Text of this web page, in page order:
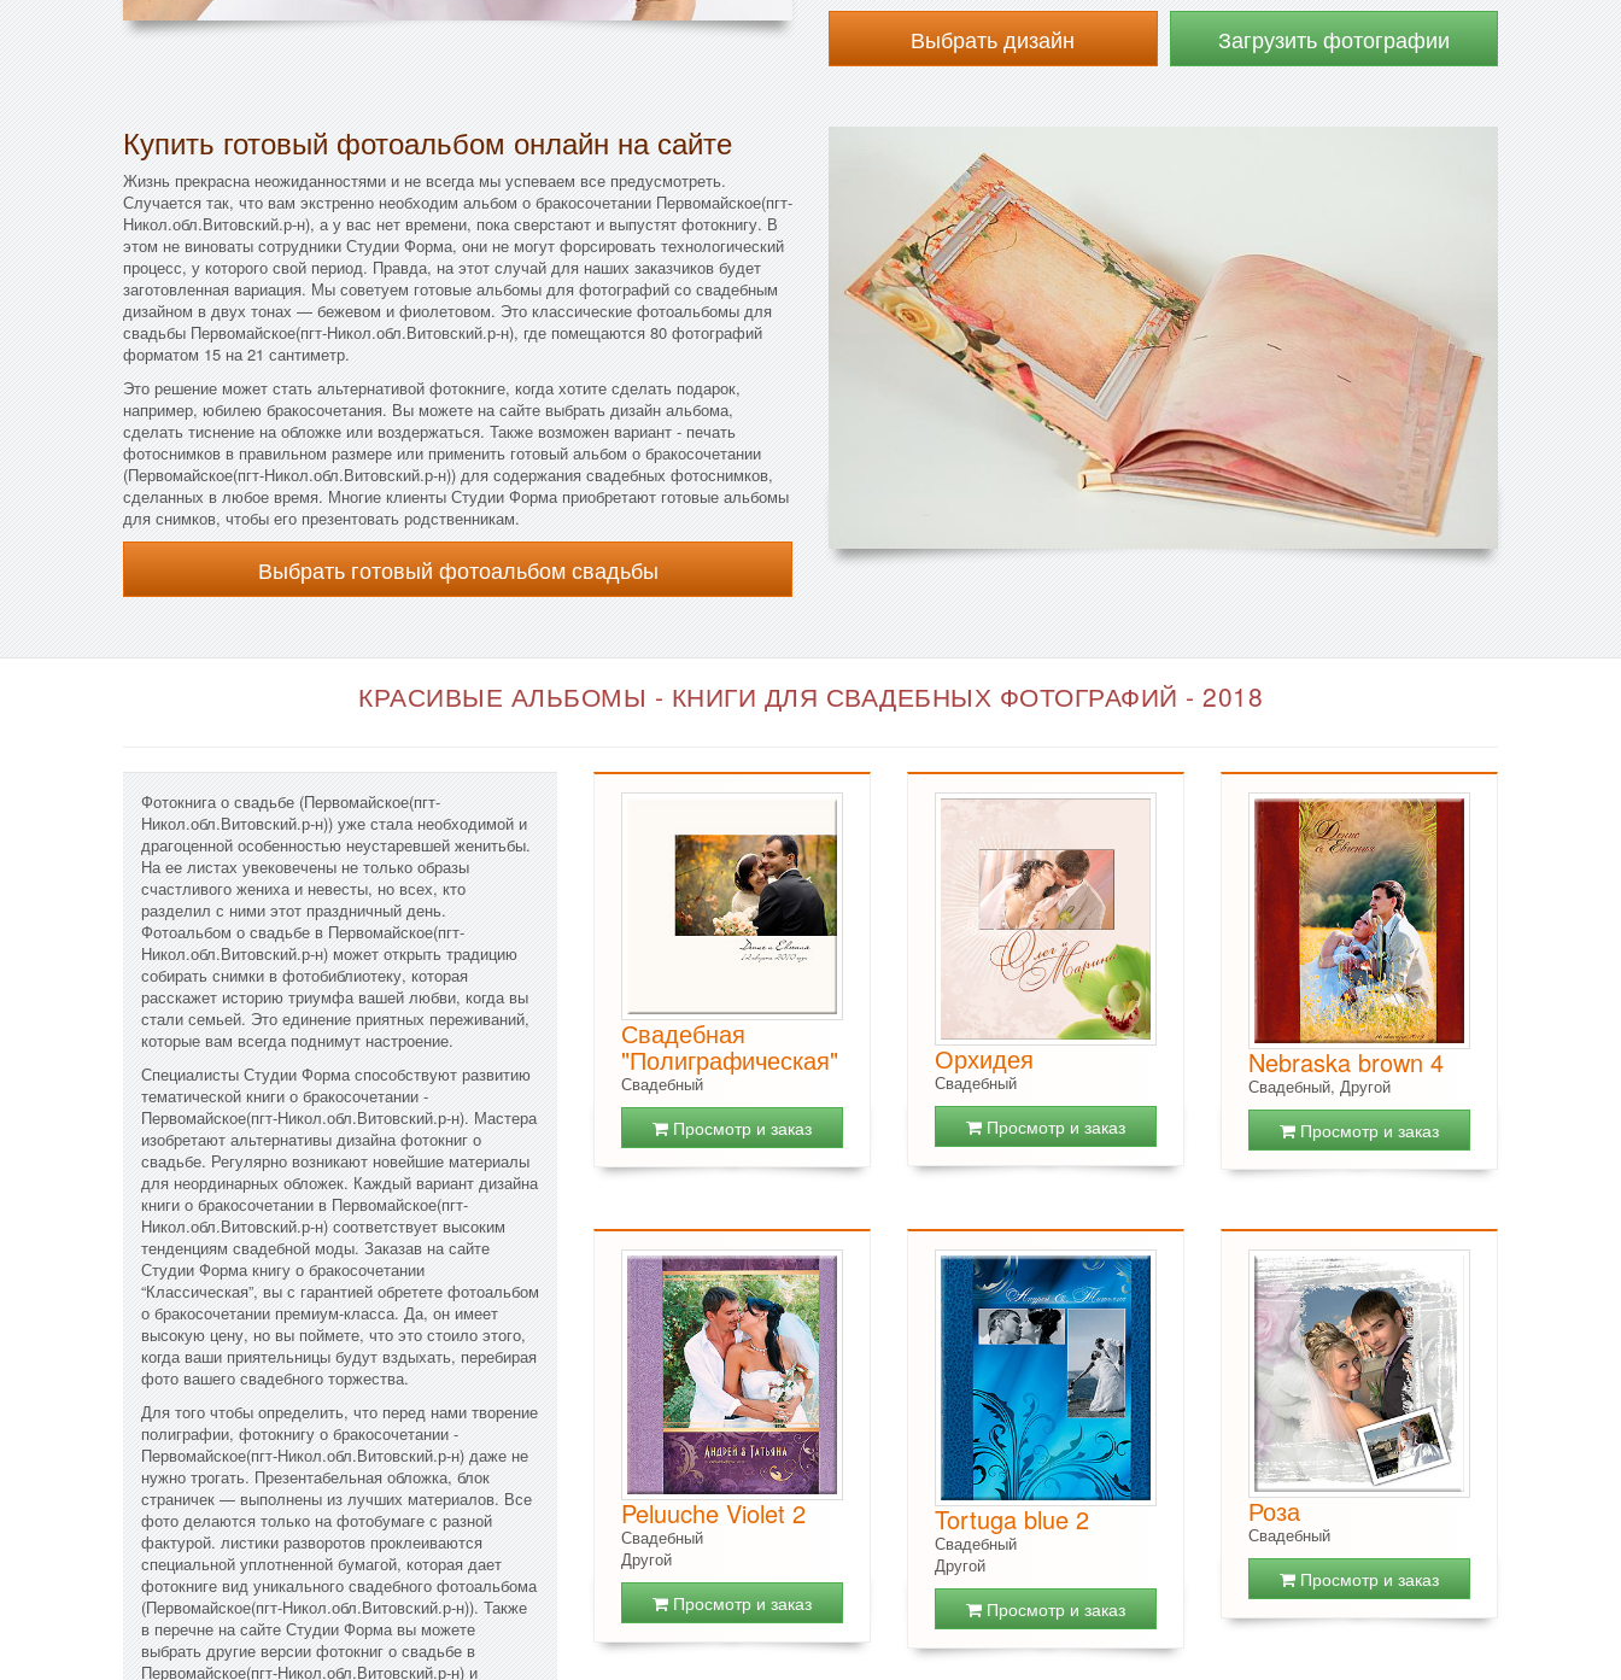
Выбрать дизайн Загрузить фотографии
Купить готовый фотоальбом онлайн на сайте
Жизнь прекрасна неожиданностями и не всегда мы успеваем все предусмотреть.
Случается так, что вам экстренно необходим альбом о бракосочетании Первомайское(пгт-
Никол.обл.Витовский.р-н), а у вас нет времени, пока сверстают и выпустят фотокнигу. В
этом не виноваты сотрудники Студии Форма, они не могут форсировать технологический
процесс, у которого свой период. Правда, на этот случай для наших заказчиков будет
заготовленная вариация. Мы советуем готовые альбомы для фотографий со свадебным
дизайном в двух тонах — бежевом и фиолетовом. Это классические фотоальбомы для
свадьбы Первомайское(пгт-Никол.обл.Витовский.р-н), где помещаются 80 фотографий
форматом 15 на 21 сантиметр.
Это решение может стать альтернативой фотокниге, когда хотите сделать подарок,
например, юбилею бракосочетания. Вы можете на сайте выбрать дизайн альбома,
сделать тиснение на обложке или воздержаться. Также возможен вариант - печать
фотоснимков в правильном размере или применить готовый альбом о бракосочетании
(Первомайское(пгт-Никол.обл.Витовский.р-н)) для содержания свадебных фотоснимков,
сделанных в любое время. Многие клиенты Студии Форма приобретают готовые альбомы
для снимков, чтобы его презентовать родственникам.
Выбрать готовый фотоальбом свадьбы
КРАСИВЫЕ АЛЬБОМЫ - КНИГИ ДЛЯ СВАДЕБНЫХ ФОТОГРАФИЙ - 2018
Фотокнига о свадьбе (Первомайское(пгт-
Никол.обл.Витовский.р-н)) уже стала необходимой и
драгоценной особенностью неустаревшей женитьбы.
На ее листах увековечены не только образы
счастливого жениха и невесты, но всех, кто
разделил с ними этот праздничный день.
Фотоальбом о свадьбе в Первомайское(пгт-
Никол.обл.Витовский.р-н) может открыть традицию
собирать снимки в фотобиблиотеку, которая
расскажет историю триумфа вашей любви, когда вы
стали семьей. Это единение приятных переживаний,
которые вам всегда поднимут настроение.
Специалисты Студии Форма способствуют развитию
тематической книги о бракосочетании -
Первомайское(пгт-Никол.обл.Витовский.р-н). Мастера
изобретают альтернативы дизайна фотокниг о
свадьбе. Регулярно возникают новейшие материалы
для неординарных обложек. Каждый вариант дизайна
книги о бракосочетании в Первомайское(пгт-
Никол.обл.Витовский.р-н) соответствует высоким
тенденциям свадебной моды. Заказав на сайте
Студии Форма книгу о бракосочетании
“Классическая”, вы с гарантией обретете фотоальбом
о бракосочетании премиум-класса. Да, он имеет
высокую цену, но вы поймете, что это стоило этого,
когда ваши приятельницы будут вздыхать, перебирая
фото вашего свадебного торжества.
Для того чтобы определить, что перед нами творение
полиграфии, фотокнигу о бракосочетании -
Первомайское(пгт-Никол.обл.Витовский.р-н) даже не
нужно трогать. Презентабельная обложка, блок
страничек — выполнены из лучших материалов. Все
фото делаются только на фотобумаге с разной
фактурой. листики разворотов проклеиваются
специальной уплотненной бумагой, которая дает
фотокниге вид уникального свадебного фотоальбома
(Первомайское(пгт-Никол.обл.Витовский.р-н)). Также
в перечне на сайте Студии Форма вы можете
выбрать другие версии фотокниг о свадьбе в
Первомайское(пгт-Никол.обл.Витовский.р-н) и
Свадебная
"Полиграфическая"
Свадебный
Просмотр и заказ
Орхидея
Свадебный
Просмотр и заказ
Nebraska brown 4
Свадебный, Другой
Просмотр и заказ
Peluuche Violet 2
Свадебный
Другой
Просмотр и заказ
Tortuga blue 2
Свадебный
Другой
Просмотр и заказ
Роза
Свадебный
Просмотр и заказ